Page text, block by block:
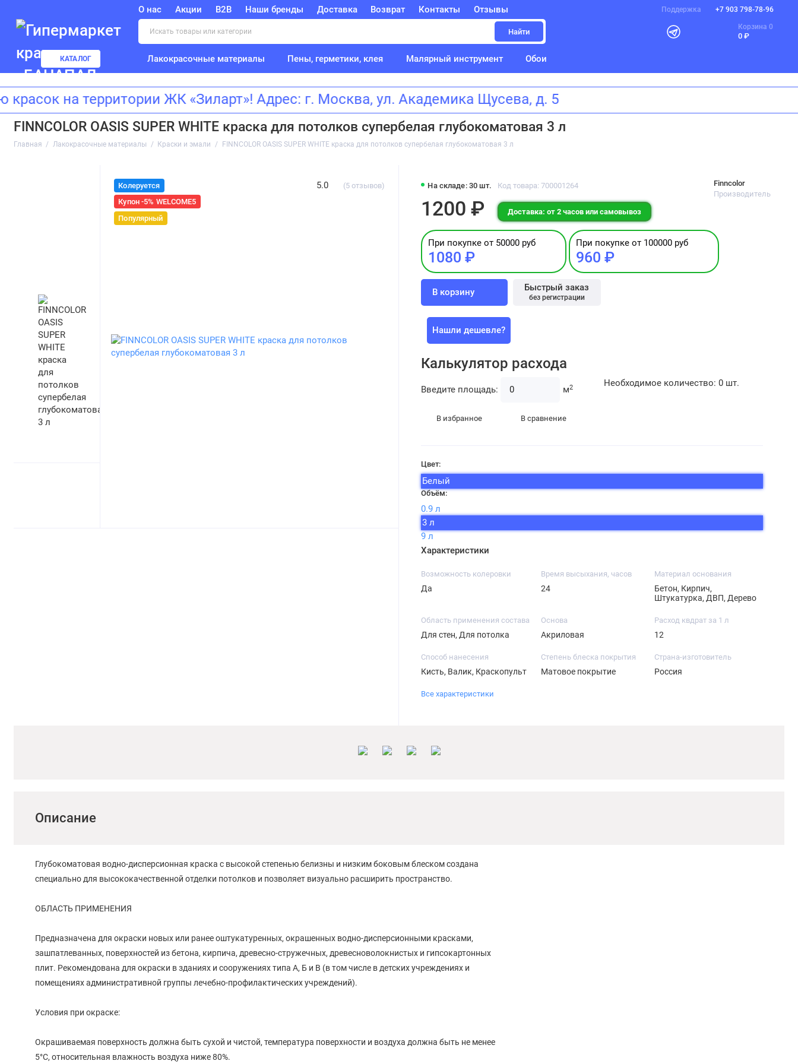
О нас Акции B2B Наши бренды Доставка Возврат Контакты Отзывы Поддержка +7 903 798-78-96
Найти
Корзина 0
0 ₽
КАТАЛОГ Лакокрасочные материалы Пены, герметики, клея Малярный инструмент Обои
на территории ЖК «Зиларт»! Адрес: г. Москва, ул. Академика Щусева, д. 5
FINNCOLOR OASIS SUPER WHITE краска для потолков супербелая глубокоматовая 3 л
Главная Лакокрасочные материалы Краски и эмали FINNCOLOR OASIS SUPER WHITE краска для потолков супербелая глубокоматовая 3 л
Колеруется
Купон -5% WELCOME5
Популярный
5.0 (5 отзывов) На складе: 30 шт. Код товара: 700001264
Finncolor
Производитель
1200 ₽ Доставка: от 2 часов или самовывоз
При покупке от 50000 руб
1080 ₽
При покупке от 100000 руб
960 ₽
В корзину Быстрый заказ
без регистрации
Нашли дешевле?
Калькулятор расхода
Введите площадь: м2 Необходимое количество: 0шт.
В избранное В сравнение
Цвет:
Белый
Объём:
0.9 л
3 л
9 л
Характеристики
Возможность колеровки
Да
Время высыхания, часов
24
Материал основания
Бетон, Кирпич,
Штукатурка, ДВП, Дерево
Область применения состава
Для стен, Для потолка
Основа
Акриловая
Расход квдрат за 1 л
12
Способ нанесения
Кисть, Валик, Краскопульт
Степень блеска покрытия
Матовое покрытие
Страна-изготовитель
Россия
Все характеристики
Описание
Глубокоматовая водно-дисперсионная краска с высокой степенью белизны и низким боковым блеском создана
специально для высококачественной отделки потолков и позволяет визуально расширить пространство.
ОБЛАСТЬ ПРИМЕНЕНИЯ
Предназначена для окраски новых или ранее оштукатуренных, окрашенных водно-дисперсионными красками,
зашпатлеванных, поверхностей из бетона, кирпича, древесно-стружечных, древесноволокнистых и гипсокартонных
плит. Рекомендована для окраски в зданиях и сооружениях типа А, Б и В (в том числе в детских учреждениях и
помещениях административной группы лечебно-профилактических учреждений).
Условия при окраске:
Окрашиваемая поверхность должна быть сухой и чистой, температура поверхности и воздуха должна быть не менее
5°С, относительная влажность воздуха ниже 80%.